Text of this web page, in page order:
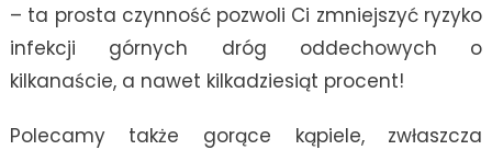
– ta prosta czynność pozwoli Ci zmniejszyć ryzyko
infekcji górnych dróg oddechowych o
kilkanaście, a nawet kilkadziesiąt procent!
Polecamy także gorące kąpiele, zwłaszcza